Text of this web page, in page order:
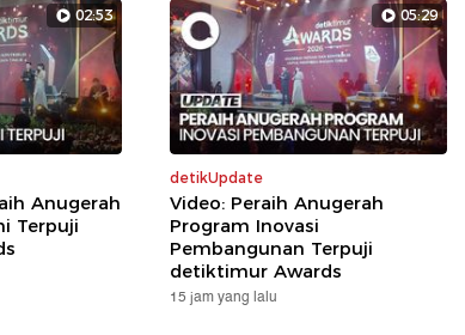
02:53
Anugerah
Terpuji
05:29
detikUpdate
Video: Peraih Anugerah
Program Inovasi
Pembangunan Terpuji
detiktimur Awards
15 jam yang lalu